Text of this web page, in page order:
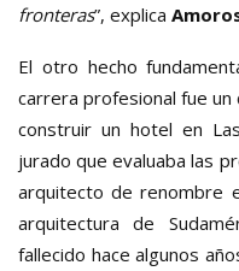
fronteras”, explica
El otro hecho
carrera profesional fue
construir un hotel en
jurado que evaluaba las
arquitecto de renombre
arquitectura de
fallecido hace algunos